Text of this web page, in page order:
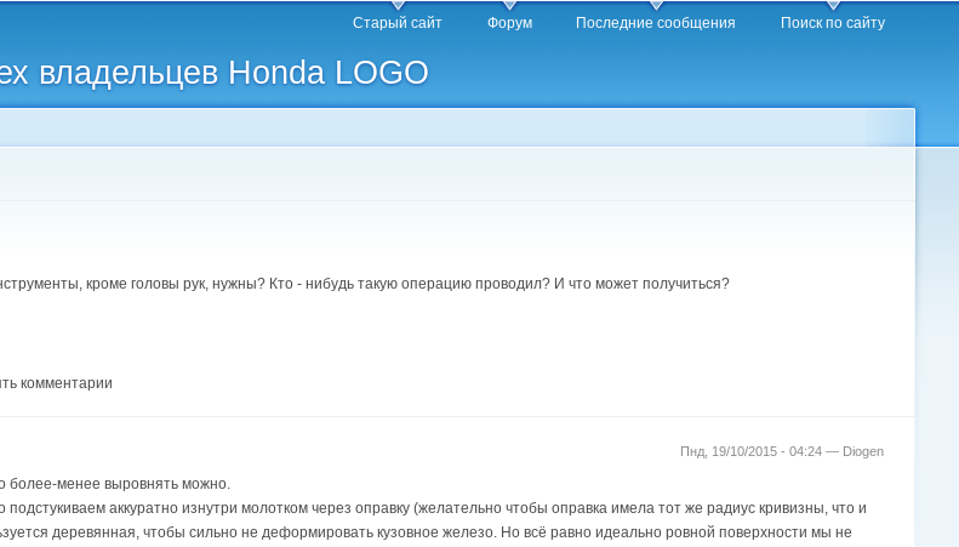
владельцев Honda LOGO
Старый сайт Форум Последние сообщения Поиск по сайту
кроме головы рук, нужны? Кто - нибудь такую операцию проводил? И что может получиться?
комментарии
Пнд, 19/10/2015 - 04:24 — Diogen
более-менее выровнять можно.
аккуратно изнутри молотком через оправку (желательно чтобы оправка имела тот же радиус кривизны, что и
деревянная, чтобы сильно не деформировать кузовное железо. Но всё равно идеально ровной поверхности мы не